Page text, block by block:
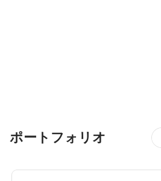
ポートフォリオ